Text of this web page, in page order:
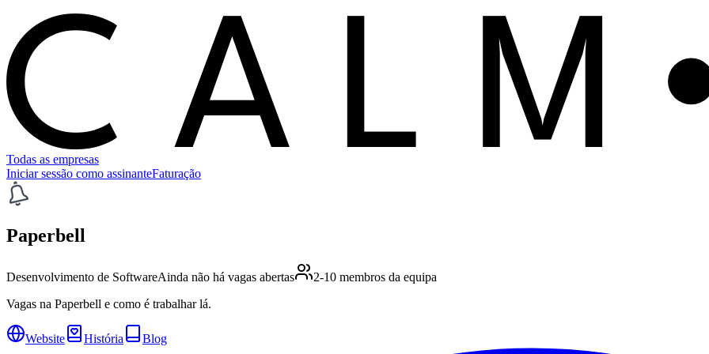
C ALM
Todas as empresas
Iniciar sessão como assinanteFaturação
Paperbell
Desenvolvimento de SoftwareAinda não há vagas abertas
2-10 membros da equipa
Vagas na Paperbell e como é trabalhar lá.
Website História Blog